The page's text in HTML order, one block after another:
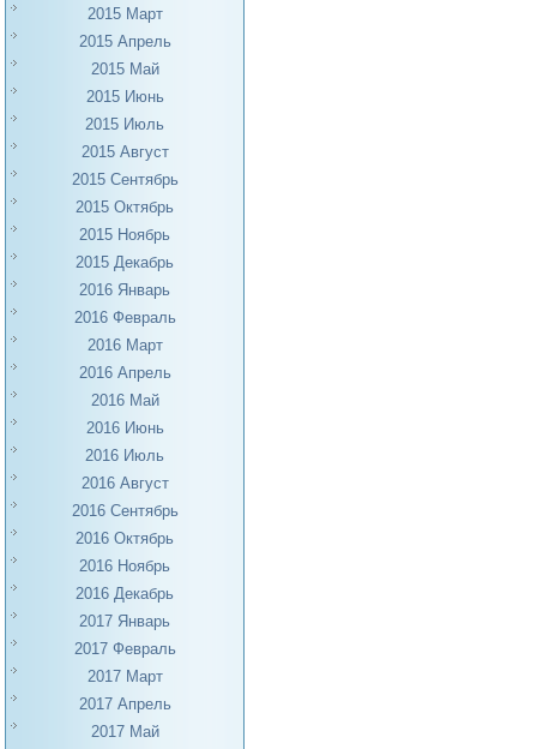
2015 Март
2015 Апрель
2015 Май
2015 Июнь
2015 Июль
2015 Август
2015 Сентябрь
2015 Октябрь
2015 Ноябрь
2015 Декабрь
2016 Январь
2016 Февраль
2016 Март
2016 Апрель
2016 Май
2016 Июнь
2016 Июль
2016 Август
2016 Сентябрь
2016 Октябрь
2016 Ноябрь
2016 Декабрь
2017 Январь
2017 Февраль
2017 Март
2017 Апрель
2017 Май